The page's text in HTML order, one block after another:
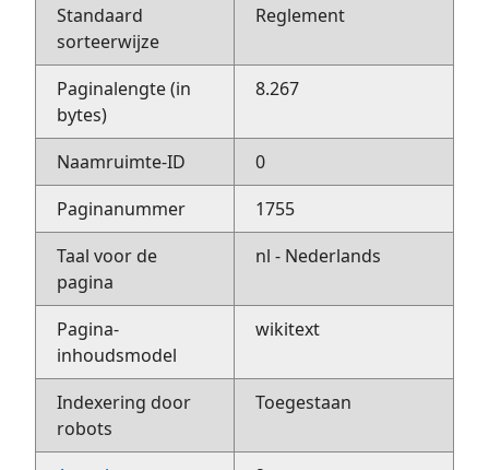
Standaard
sorteerwijze
Reglement
Paginalengte (in
bytes)
8.267
Naamruimte-ID
0
Paginanummer
1755
Taal voor de
pagina
nl - Nederlands
Pagina-
inhoudsmodel
wikitext
Indexering door
robots
Toegestaan